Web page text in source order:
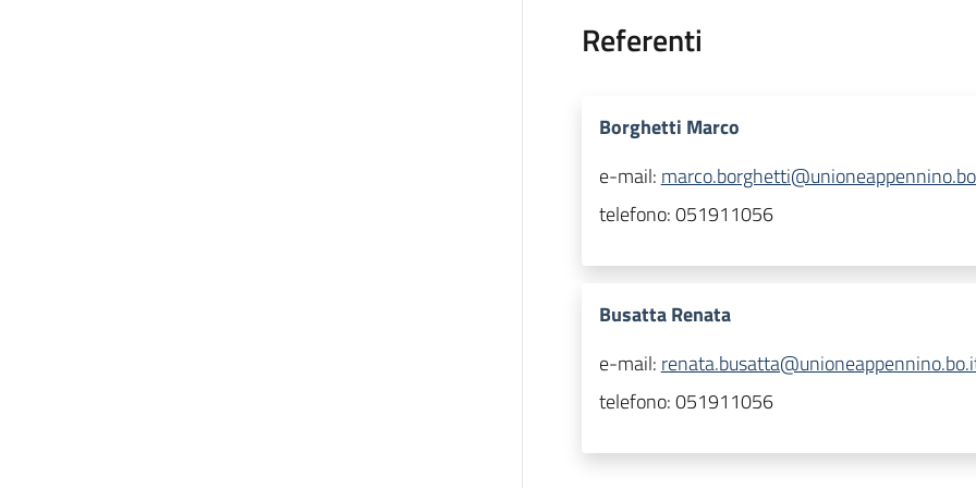
Referenti
Borghetti Marco
e-mail:
telefono:051911056
Busatta Renata
e-mail:
telefono:051911056